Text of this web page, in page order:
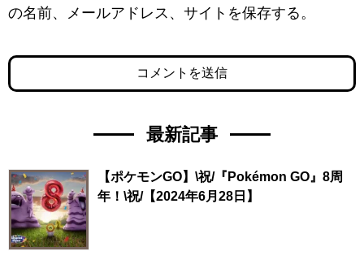
の名前、メールアドレス、サイトを保存する。
最新記事
【ポケモンGO】\祝/『Pokémon GO』8周
年！\祝/【2024年6月28日】